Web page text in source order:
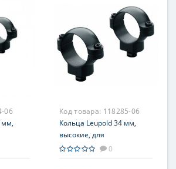
06
мм,
Код товара: 118285-06
Кольца Leupold 34 мм,
высокие, для
быстросъемного
0